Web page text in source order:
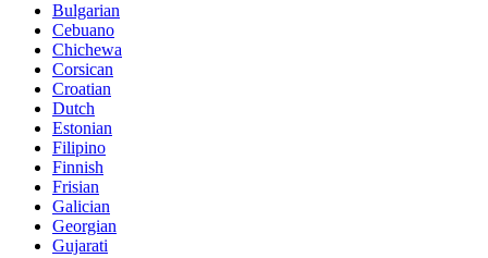
Bulgarian
Cebuano
Chichewa
Corsican
Croatian
Dutch
Estonian
Filipino
Finnish
Frisian
Galician
Georgian
Gujarati